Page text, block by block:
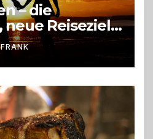
– die
Reiseziele
FRANK